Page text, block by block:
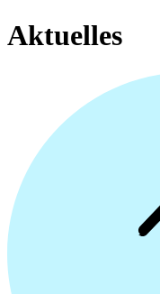
Aktuelles